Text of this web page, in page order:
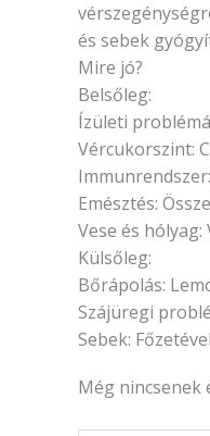
és sebek
Mire jó?
Belsőleg:
Ízületi
Vércukorszint:
Emésztés:
Vese és
Külsőleg:
Bőrápolás:
Szájüregi
Sebek:
Még nincsenek